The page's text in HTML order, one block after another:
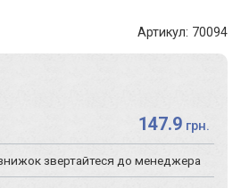
Артикул: 70094
147.9 грн.
звертайтеся до менеджера